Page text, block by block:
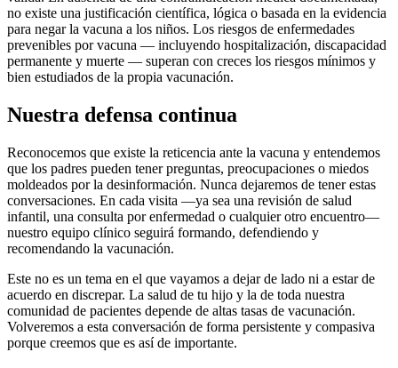
no existe una justificación científica, lógica o basada en la evidencia
para negar la vacuna a los niños. Los riesgos de enfermedades
prevenibles por vacuna — incluyendo hospitalización, discapacidad
permanente y muerte — superan con creces los riesgos mínimos y
bien estudiados de la propia vacunación.
Nuestra defensa continua
Reconocemos que existe la reticencia ante la vacuna y entendemos
que los padres pueden tener preguntas, preocupaciones o miedos
moldeados por la desinformación. Nunca dejaremos de tener estas
conversaciones. En cada visita —ya sea una revisión de salud
infantil, una consulta por enfermedad o cualquier otro encuentro—
nuestro equipo clínico seguirá formando, defendiendo y
recomendando la vacunación.
Este no es un tema en el que vayamos a dejar de lado ni a estar de
acuerdo en discrepar. La salud de tu hijo y la de toda nuestra
comunidad de pacientes depende de altas tasas de vacunación.
Volveremos a esta conversación de forma persistente y compasiva
porque creemos que es así de importante.